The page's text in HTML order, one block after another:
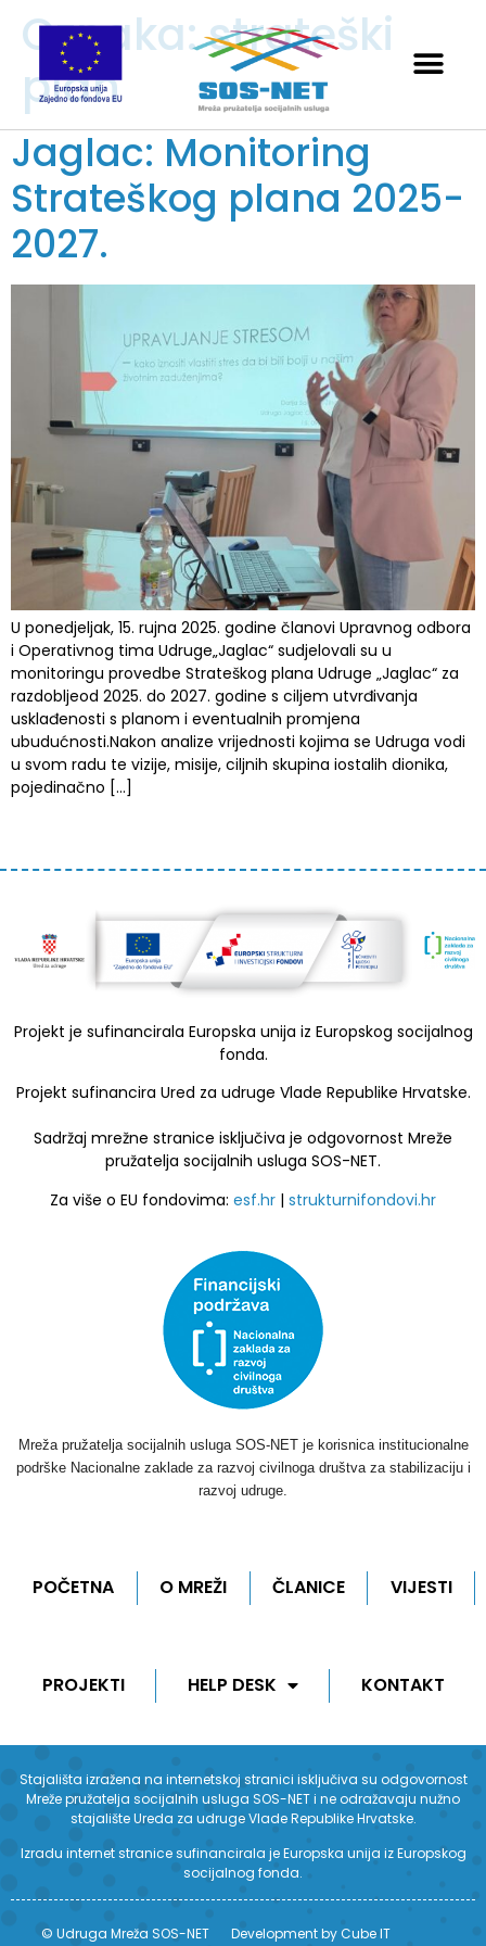
Oznaka:strateški
plan
Jaglac: Monitoring
Strateškog plana 2025-
2027.
U ponedjeljak, 15. rujna 2025. godine članovi Upravnog odbora
i Operativnog tima Udruge„Jaglac“ sudjelovali su u
monitoringu provedbe Strateškog plana Udruge „Jaglac“ za
razdobljeod 2025. do 2027. godine s ciljem utvrđivanja
usklađenosti s planom i eventualnih promjena
ubudućnosti.Nakon analize vrijednosti kojima se Udruga vodi
u svom radu te vizije, misije, ciljnih skupina iostalih dionika,
pojedinačno […]
Projekt je sufinancirala Europska unija iz Europskog socijalnog
fonda.
Projekt sufinancira Ured za udruge Vlade Republike Hrvatske.
Sadržaj mrežne stranice isključiva je odgovornost Mreže
pružatelja socijalnih usluga SOS-NET.
Za više o EU fondovima: esf.hr | strukturnifondovi.hr
Mreža pružatelja socijalnih usluga SOS-NET je korisnica institucionalne
podrške Nacionalne zaklade za razvoj civilnoga društva za stabilizaciju i
razvoj udruge.
POČETNA O MREŽI ČLANICE VIJESTI
PROJEKTI HELP DESK KONTAKT
Stajališta izražena na internetskoj stranici isključiva su odgovornost
Mreže pružatelja socijalnih usluga SOS-NET i ne odražavaju nužno
stajalište Ureda za udruge Vlade Republike Hrvatske.
Izradu internet stranice sufinancirala je Europska unija iz Europskog
socijalnog fonda.
© Udruga Mreža SOS-NET Development by Cube IT